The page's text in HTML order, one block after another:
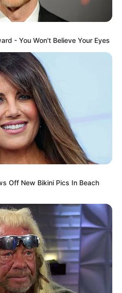
- You Won't Believe Your Eyes
Off New Bikini Pics In Beach